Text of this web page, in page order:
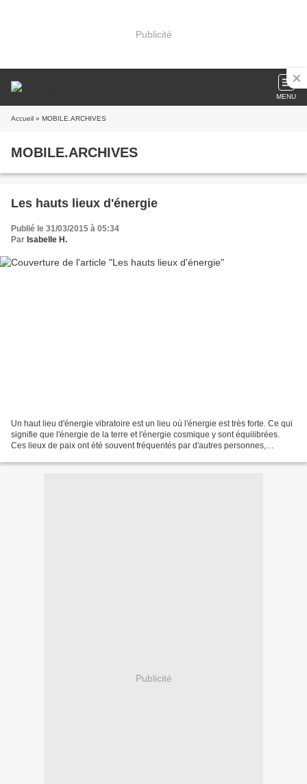
Publicité
MENU
Accueil » MOBILE.ARCHIVES
MOBILE.ARCHIVES
Les hauts lieux d'énergie
Publié le 31/03/2015 à 05:34
Par Isabelle H.
Un haut lieu d'énergie vibratoire est un lieu où l'énergie est très forte. Ce qui
signifie que l'énergie de la terre et l'énergie cosmique y sont équilibrées.
Ces lieux de paix ont été souvent fréquentés par d'autres personnes,
Publicité